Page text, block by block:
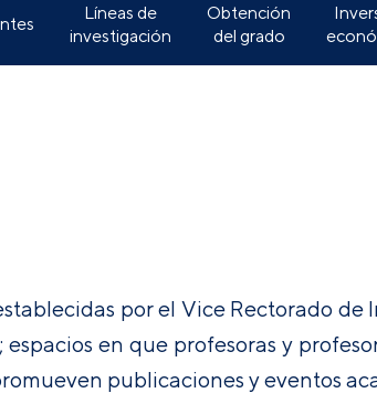
Líneas de
investigación
Obtención
del grado
por el Vice Rectorado
en que profesoras y
publicaciones y eventos